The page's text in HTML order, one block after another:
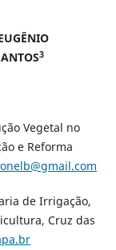
3
Vegetal no
e Reforma
de Irrigação,
Cruz das